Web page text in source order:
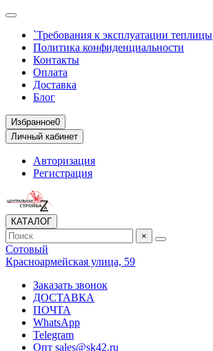
`Требования к эксплуатации теплицы
Политика конфиденциальности
Контакты
Оплата
Доставка
Блог
Избранное0
Личный кабинет
Авторизация
Регистрация
КАТАЛОГ
×
Сотовый
Красноармейская улица, 59
Заказать звонок
ДОСТАВКА
ПОЧТА
WhatsApp
Telegram
Опт sales@sk42.ru